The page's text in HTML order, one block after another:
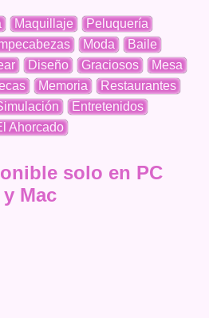
Maquillaje
Peluquería
Moda
Baile
Diseño Graciosos
Mesa
Memoria
Restaurantes
Entretenidos
Ahorcado
solo en PC
y Mac